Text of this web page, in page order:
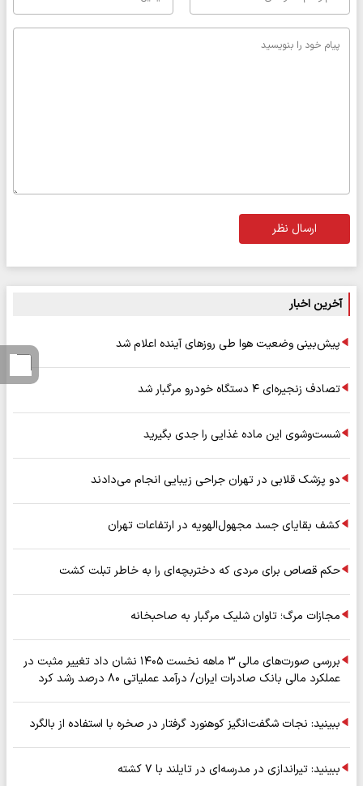
ارسال نظر
آخرین اخبار
پیش‌بینی وضعیت هوا طی روزهای آینده اعلام شد
تصادف زنجیره‌ای ۴ دستگاه خودرو مرگبار شد
شست‌وشوی این ماده غذایی را جدی بگیرید
دو پزشک قلابی در تهران جراحی زیبایی انجام می‌دادند
کشف بقایای جسد مجهول‌الهویه در ارتفاعات تهران
حکم قصاص برای مردی که دختربچه‌ای را به خاطر تبلت کشت
مجازات مرگ؛ تاوان شلیک مرگبار به صاحبخانه
بررسی صورت‌های مالی ۳ ماهه نخست ۱۴۰۵ نشان داد تغییر مثبت در
عملکرد مالی بانک صادرات ایران/ درآمد عملیاتی ۸۰ درصد رشد کرد
ببینید: نجات شگفت‌انگیز کوهنورد گرفتار در صخره با استفاده از بالگرد
ببینید: تیراندازی در مدرسه‌ای در تایلند با ۷ کشته